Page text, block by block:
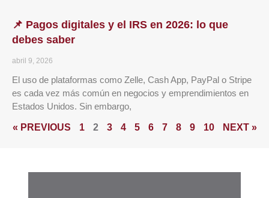
📌 Pagos digitales y el IRS en 2026: lo que
debes saber
abril 9, 2026
El uso de plataformas como Zelle, Cash App, PayPal o Stripe
es cada vez más común en negocios y emprendimientos en
Estados Unidos. Sin embargo,
« PREVIOUS 1 2 3 4 5 6 7 8 9 10 NEXT »